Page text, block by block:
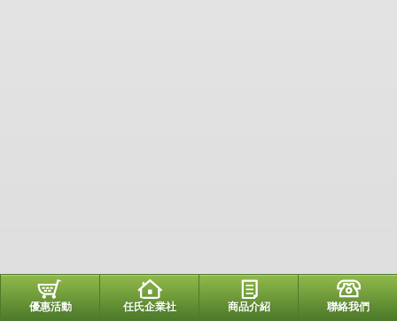
優惠活動 任氏企業社 商品介紹 聯絡我們